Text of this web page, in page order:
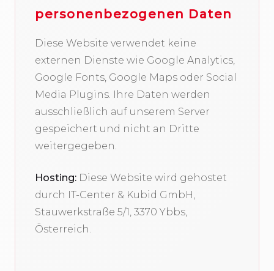
personenbezogenen Daten
Diese Website verwendet keine
externen Dienste wie Google Analytics,
Google Fonts, Google Maps oder Social
Media Plugins. Ihre Daten werden
ausschließlich auf unserem Server
gespeichert und nicht an Dritte
weitergegeben.
Hosting: Diese Website wird gehostet
durch IT-Center & Kubid GmbH,
Stauwerkstraße 5/1, 3370 Ybbs,
Österreich.